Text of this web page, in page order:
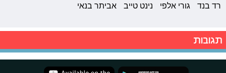
רד בנד גורי אלפי נינט טייב אביתר בנאי
תגובות